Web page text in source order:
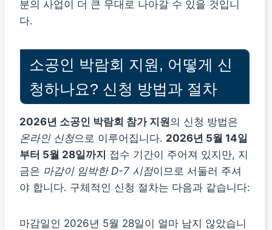
분의 사업이 더 큰 무대로 나아갈 수 있을 것입니
다.
소공인 박람회 지원, 어떻게 신
청하나요? 신청 방법과 절차
2026년 소공인 박람회 참가 지원의 신청 방법은
온라인 신청으로 이루어집니다. 2026년 5월 14일
부터 5월 28일까지 접수 기간이 주어져 있지만, 지
금은 마감이 임박한 D-7 시점이므로 서둘러 주셔
야 합니다. 구체적인 신청 절차는 다음과 같습니다:
마감일인 2026년 5월 28일이 얼마 남지 않았습니